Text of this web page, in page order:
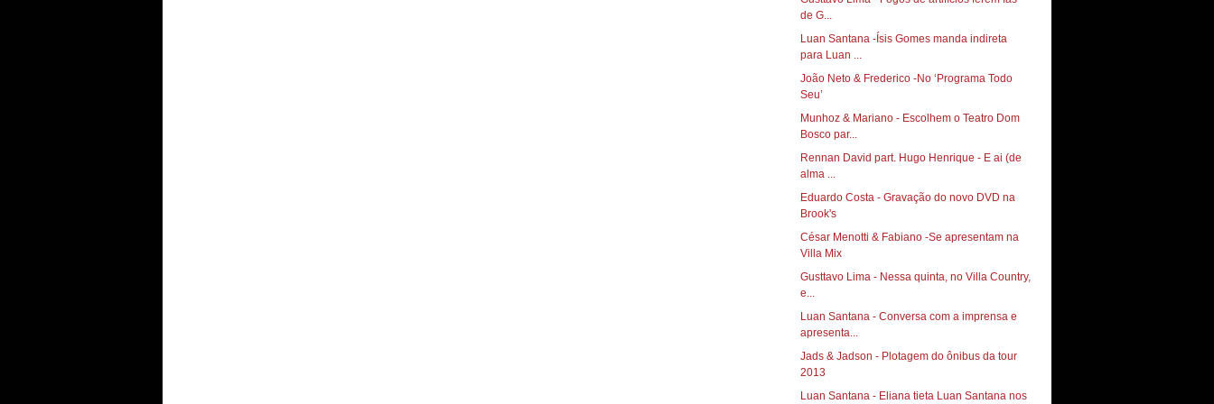
de G...
Luan Santana -Ísis Gomes manda indireta
para Luan ...
João Neto & Frederico -No ‘Programa Todo
Seu’
Munhoz & Mariano - Escolhem o Teatro Dom
Bosco par...
Rennan David part. Hugo Henrique - E ai (de
alma ...
Eduardo Costa - Gravação do novo DVD na
Brook's
César Menotti & Fabiano -Se apresentam na
Villa Mix
Gusttavo Lima - Nessa quinta, no Villa Country,
e...
Luan Santana - Conversa com a imprensa e
apresenta...
Jads & Jadson - Plotagem do ônibus da tour
2013
Luan Santana - Eliana tieta Luan Santana nos